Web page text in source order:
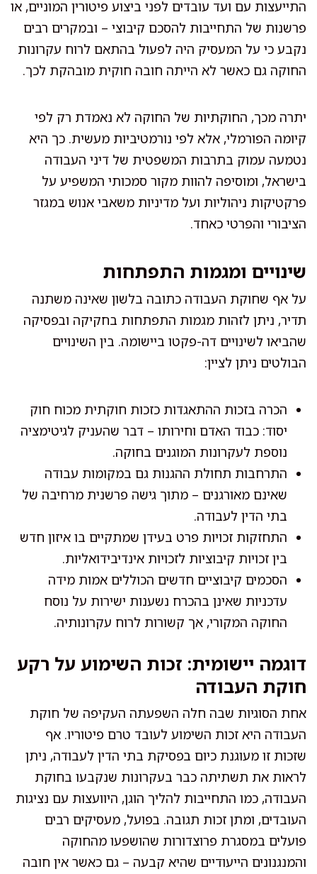
התייעצות עם ועד עובדים לפני ביצוע פיטורין המוניים, או
פרשנות של התחייבות להסכם קיבוצי – ובמקרים רבים
נקבע כי על המעסיק היה לפעול בהתאם לרוח עקרונות
החוקה גם כאשר לא הייתה חובה חוקית מובהקת לכך.
יתרה מכך, החוקתיות של החוקה לא נאמדת רק לפי
קיומה הפורמלי, אלא לפי נורמטיביות מעשית. כך היא
נטמעה עמוק בתרבות המשפטית של דיני העבודה
בישראל, ומוסיפה להוות מקור סמכותי המשפיע על
פרקטיקות ניהוליות ועל מדיניות משאבי אנוש במגזר
הציבורי והפרטי כאחד.
שינויים ומגמות התפתחות
על אף שחוקת העבודה כתובה בלשון שאינה משתנה
תדיר, ניתן לזהות מגמות התפתחות בחקיקה ובפסיקה
שהביאו לשינויים דה-פקטו ביישומה. בין השינויים
הבולטים ניתן לציין:
הכרה בזכות ההתאגדות כזכות חוקתית מכוח חוק
יסוד: כבוד האדם וחירותו – דבר שהעניק לגיטימציה
נוספת לעקרונות המוגנים בחוקה.
התרחבות תחולת ההגנות גם במקומות עבודה
שאינם מאורגנים – מתוך גישה פרשנית מרחיבה של
בתי הדין לעבודה.
התחזקות זכויות פרט בעידן שמתקיים בו איזון חדש
בין זכויות קיבוציות לזכויות אינדיבידואליות.
הסכמים קיבוציים חדשים הכוללים אמות מידה
עדכניות שאינן בהכרח נשענות ישירות על נוסח
החוקה המקורי, אך קשורות לרוח עקרונותיה.
דוגמה יישומית: זכות השימוע על רקע
חוקת העבודה
אחת הסוגיות שבה חלה השפעתה העקיפה של חוקת
העבודה היא זכות השימוע לעובד טרם פיטוריו. אף
שזכות זו מעוגנת כיום בפסיקת בתי הדין לעבודה, ניתן
לראות את תשתיתה כבר בעקרונות שנקבעו בחוקת
העבודה, כמו התחייבות להליך הוגן, היוועצות עם נציגות
העובדים, ומתן זכות תגובה. בפועל, מעסיקים רבים
פועלים במסגרת פרוצדורות שהושפעו מהחוקה
והמנגנונים הייעודיים שהיא קבעה – גם כאשר אין חובה